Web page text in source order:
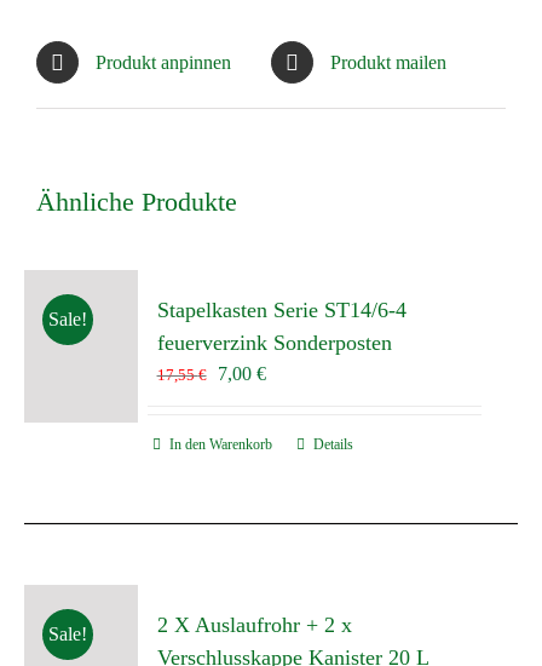
Produkt anpinnen Produkt mailen
Ähnliche Produkte
Sale!
Stapelkasten Serie ST14/6-4
feuerverzink Sonderposten
17,55€
Ursprünglicher
7,00 €Aktueller
In den Warenkorb Details
Sale!
2 X Auslaufrohr + 2 x
Verschlusskappe Kanister 20 L